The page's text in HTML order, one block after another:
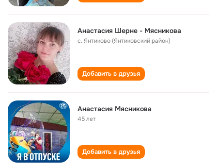
Анастасия Шерне - Мясникова
с. Янтиково (Янтиковский район)
Добавить в друзья
Анастасия Мясникова
45 лет
Добавить в друзья